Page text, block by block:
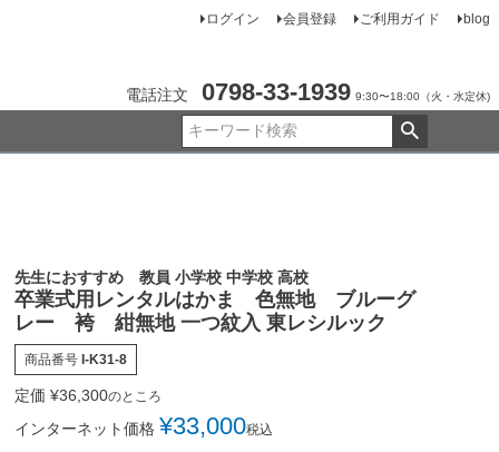
ログイン 会員登録 ご利用ガイド blog
電話注文 0798-33-1939 9:30〜18:00（火・水定休)
先生におすすめ 教員 小学校 中学校 高校
卒業式用レンタルはかま 色無地 ブルーグ
レー 袴 紺無地 一つ紋入 東レシルック
商品番号 I-K31-8
定価 ¥36,300のところ
インターネット価格 ¥33,000税込